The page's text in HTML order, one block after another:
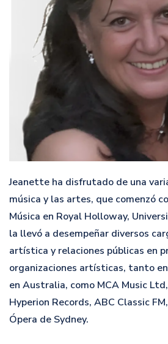
Jeanette ha disfrutado de una
música y las artes, que comenzó
Música en Royal Holloway,
la llevó a desempeñar diversos
artística y relaciones públicas en
organizaciones artísticas, tanto
en Australia, como MCA Music
Hyperion Records, ABC Classic
Ópera de Sydney.